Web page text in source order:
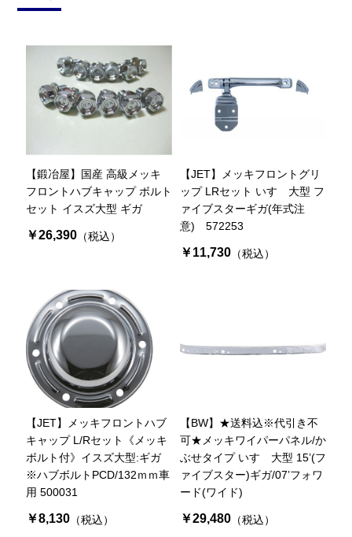
【鍛冶屋】国産 高級メッキ
フロントハブキャップ ボルト
セット イスズ大型 ギガ
￥26,390（税込）
【JET】メッキフロントグリ
ップ LRセット いすゞ大型 フ
ァイブスターギガ(年式注
意) 572253
￥11,730（税込）
【JET】メッキフロントハブ
キャップ L/Rセット《メッキ
ボルト付》イスズ大型:ギガ
※ハブボルトPCD/132ｍｍ車
用 500031
￥8,130（税込）
【BW】★送料込※代引き不
可★メッキワイパーパネル/か
ぶせタイプ いすゞ大型 15’(フ
ァイブスター)ギガ/07’フォワ
ード(ワイド)
￥29,480（税込）